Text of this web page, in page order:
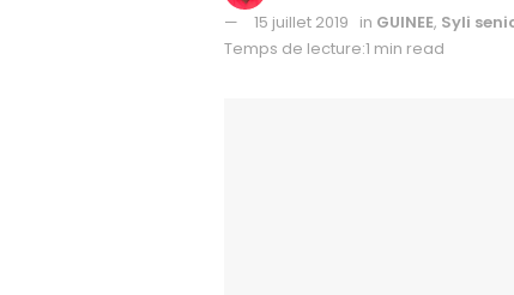
15 juillet 2019 in GUINEE, Syli
Temps de lecture:1 min read